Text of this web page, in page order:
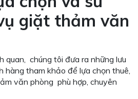
giặt thảm văn
quan, chúng tôi đưa ra những lưu
hàng tham khảo để lựa chọn thuê,
văn phòng phù hợp, chuyên